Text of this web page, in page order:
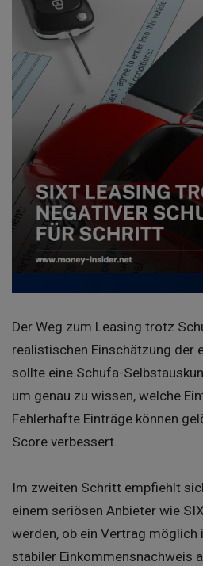
Der Weg zum Leasing trotz
realistischen Einschätzung der
sollte eine Schufa-
um genau zu wissen, welche
Fehlerhafte Einträge können
Score verbessert.
Im zweiten Schritt empfiehlt
einem seriösen Anbieter wie
werden, ob ein Vertrag
stabiler Einkommensnachweis